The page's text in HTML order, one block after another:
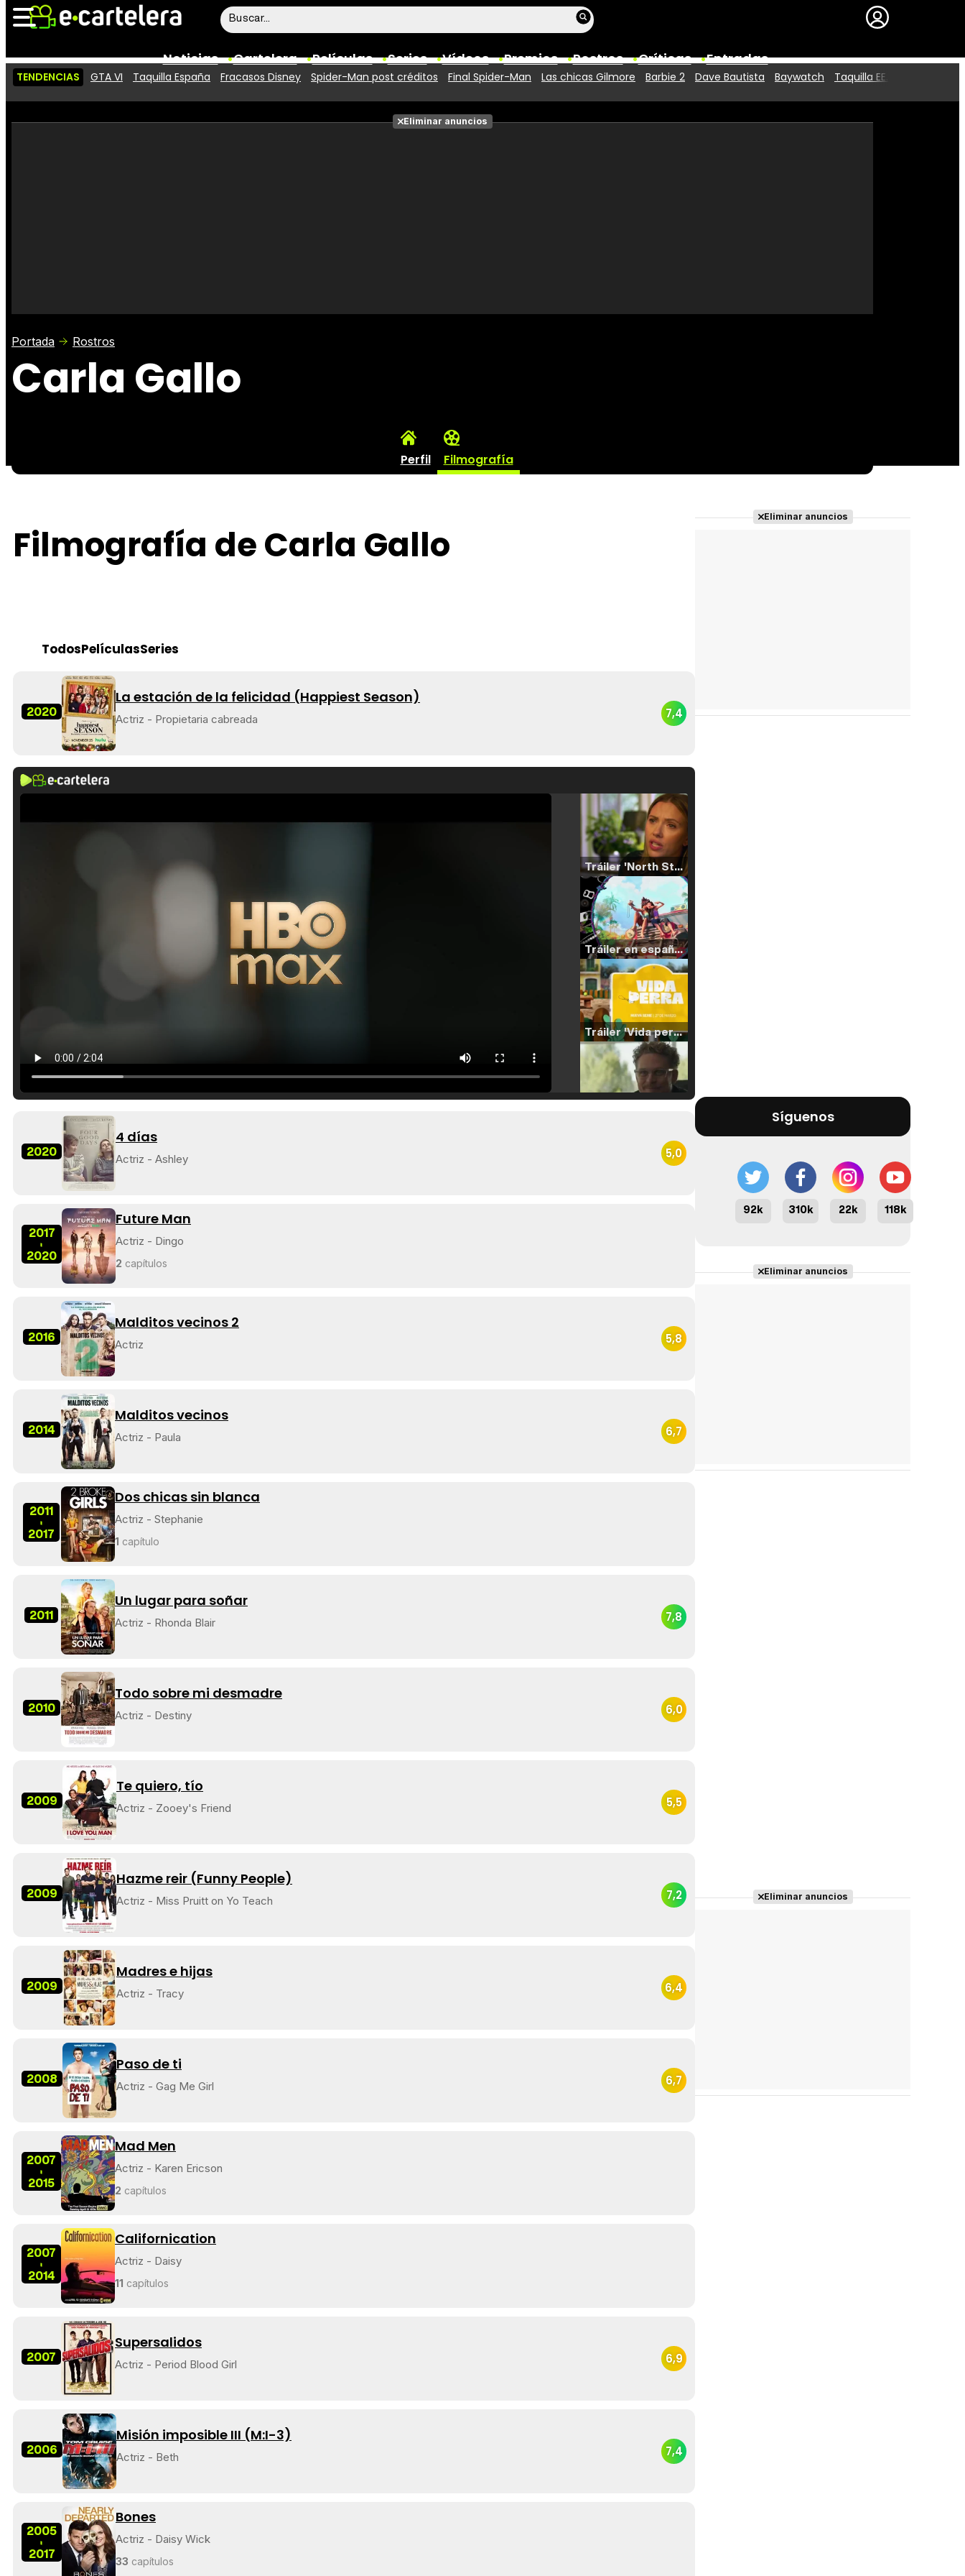
Noticias Cartelera Películas Series Vídeos Premios Rostros Críticas Entradas
Vídeos
Taquilla Fotos
Premios
TENDENCIAS GTA VI Taquilla España Fracasos Disney Spider-Man post créditos Final Spider-Man Las chicas Gilmore Barbie 2 Dave Bautista Baywatch Taquilla EE.UU.
Eliminar anuncios
Portada Rostros
Carla Gallo
Perfil Filmografía
Filmografía de Carla Gallo
TodosPelículasSeries
2020
La estación de la felicidad (Happiest Season)
Actriz - Propietaria cabreada 7,4
Tráiler 'North Star' (2023)
Tráiler en español de 'La isla olvidada'
Tráiler 'Vida perra' (2026)
2020
4 días
Actriz - Ashley 5,0
2017
-
2020
Future Man
Actriz - Dingo
2 capítulos
2016
Malditos vecinos 2
Actriz 5,8
2014
Malditos vecinos
Actriz - Paula 6,7
2011
-
2017
Dos chicas sin blanca
Actriz - Stephanie
1 capítulo
2011
Un lugar para soñar
Actriz - Rhonda Blair 7,8
2010
Todo sobre mi desmadre
Actriz - Destiny 6,0
2009
Te quiero, tío
Actriz - Zooey's Friend 5,5
2009
Hazme reir (Funny People)
Actriz - Miss Pruitt on Yo Teach 7,2
2009
Madres e hijas
Actriz - Tracy 6,4
2008
Paso de ti
Actriz - Gag Me Girl 6,7
2007
-
2015
Mad Men
Actriz - Karen Ericson
2 capítulos
2007
-
2014
Californication
Actriz - Daisy
11 capítulos
2007
Supersalidos
Actriz - Period Blood Girl 6,9
2006
Misión imposible III (M:I-3)
Actriz - Beth 7,4
2005
-
2017
Bones
Actriz - Daisy Wick
33 capítulos
Eliminar anuncios
Síguenos
92k 310k 22k 118k
Eliminar anuncios
Eliminar anuncios